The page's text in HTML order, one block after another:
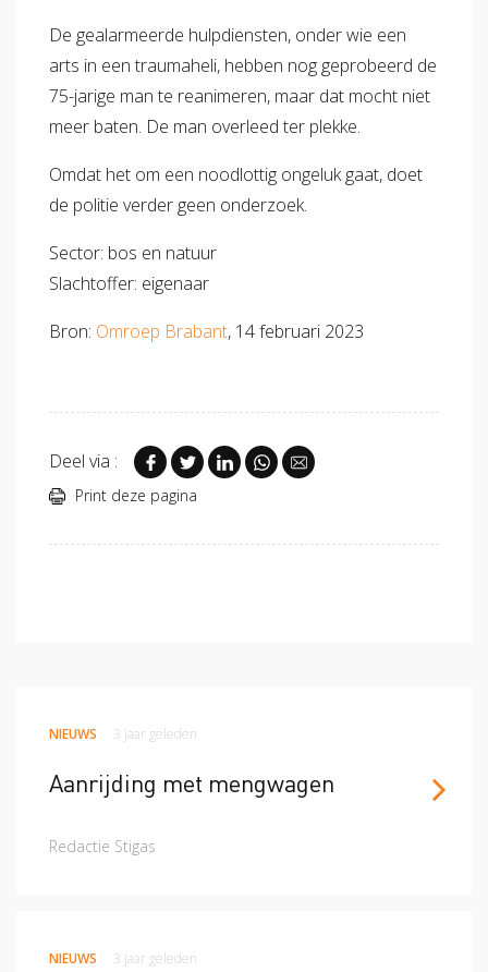
De gealarmeerde hulpdiensten, onder wie een
arts in een traumaheli, hebben nog geprobeerd de
75-jarige man te reanimeren, maar dat mocht niet
meer baten. De man overleed ter plekke.
Omdat het om een noodlottig ongeluk gaat, doet
de politie verder geen onderzoek.
Sector: bos en natuur
Slachtoffer: eigenaar
Bron: Omroep Brabant, 14 februari 2023
Deel via :
Print deze pagina
NIEUWS 3 jaar geleden
Aanrijding met mengwagen
Redactie Stigas
NIEUWS 3 jaar geleden